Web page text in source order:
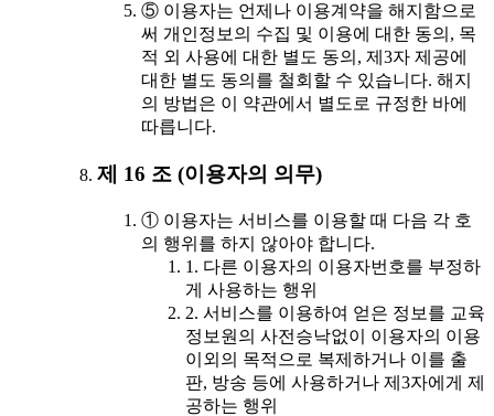
⑤ 이용자는 언제나 이용계약을 해지함으로
써 개인정보의 수집 및 이용에 대한 동의, 목
적 외 사용에 대한 별도 동의, 제3자 제공에
대한 별도 동의를 철회할 수 있습니다. 해지
의 방법은 이 약관에서 별도로 규정한 바에
따릅니다.
제 16 조 (이용자의 의무)
① 이용자는 서비스를 이용할 때 다음 각 호
의 행위를 하지 않아야 합니다.
1. 다른 이용자의 이용자번호를 부정하
게 사용하는 행위
2. 서비스를 이용하여 얻은 정보를 교육
정보원의 사전승낙없이 이용자의 이용
이외의 목적으로 복제하거나 이를 출
판, 방송 등에 사용하거나 제3자에게 제
공하는 행위